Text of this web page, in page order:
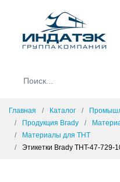
Главная Каталог
Продукция Brady
Материалы для THT
Этикетки Brady THT-47-729-